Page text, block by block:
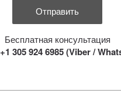
Бесплатная консультация
+1 305 924 6985 (Viber /